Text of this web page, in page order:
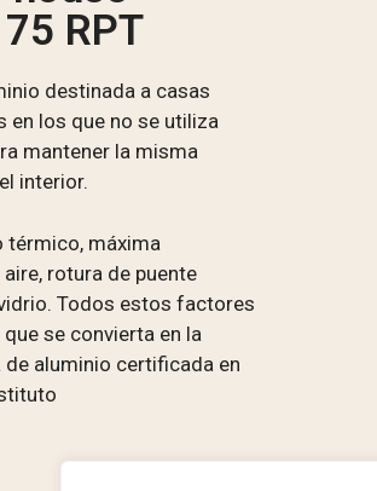
RPT
destinada a casas
en los que no se utiliza
mantener la misma
interior.
máxima
rotura de puente
Todos estos factores
se convierta en la
de aluminio certificada en